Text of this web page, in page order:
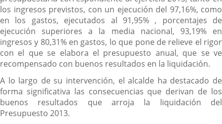
los ingresos previstos, con un ejecución del 97,16%, como
en los gastos, ejecutados al 91,95% , porcentajes de
ejecución superiores a la media nacional, 93,19% en
ingresos y 80,31% en gastos, lo que pone de relieve el rigor
con el que se elabora el presupuesto anual, que se ve
recompensado con buenos resultados en la liquidación.
A lo largo de su intervención, el alcalde ha destacado de
forma significativa las consecuencias que derivan de los
buenos resultados que arroja la liquidación del
Presupuesto 2013.